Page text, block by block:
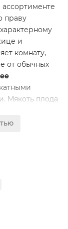
праву
и
комнату,
от обычных
Мякоть плода
здоровья.
эти